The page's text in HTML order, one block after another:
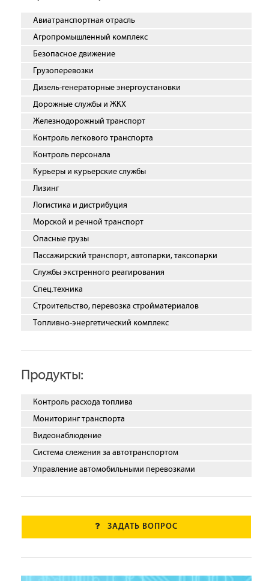
Авиатранспортная отрасль
Агропромышленный комплекс
Безопасное движение
Грузоперевозки
Дизель-генераторные энергоустановки
Дорожные службы и ЖКХ
Железнодорожный транспорт
Контроль легкового транспорта
Контроль персонала
Курьеры и курьерские службы
Лизинг
Логистика и дистрибуция
Морской и речной транспорт
Опасные грузы
Пассажирский транспорт, автопарки, таксопарки
Службы экстренного реагирования
Спец.техника
Строительство, перевозка стройматериалов
Топливно-энергетический комплекс
Продукты:
Контроль расхода топлива
Мониторинг транспорта
Видеонаблюдение
Система слежения за автотранспортом
Управление автомобильными перевозками
ЗАДАТЬ ВОПРОС